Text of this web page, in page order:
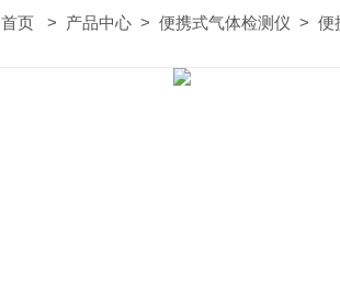
首页 > 产品中心 > 便携式气体检测仪 > 便